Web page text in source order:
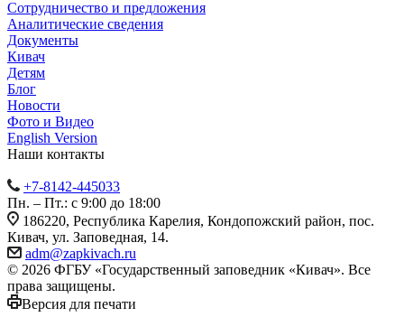
Сотрудничество и предложения
Аналитические сведения
Документы
Кивач
Детям
Блог
Новости
Фото и Видео
English Version
Наши контакты
+7-8142-445033
Пн. – Пт.: с 9:00 до 18:00
186220, Республика Карелия, Кондопожский район, пос.
Кивач, ул. Заповедная, 14.
adm@zapkivach.ru
© 2026 ФГБУ «Государственный заповедник «Кивач». Все
права защищены.
Версия для печати